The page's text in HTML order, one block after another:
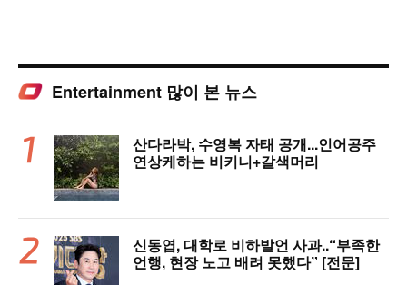
Entertainment 많이 본 뉴스
산다라박, 수영복 자태 공개...인어공주
연상케하는 비키니+갈색머리
신동엽, 대학로 비하발언 사과..“부족한
언행, 현장 노고 배려 못했다” [전문]